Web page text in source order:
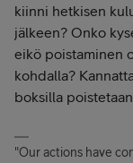
kiinni hetkisen
jälkeen? Onko
eikö poistaminen
kohdalla?
boksilla
"Our actions have